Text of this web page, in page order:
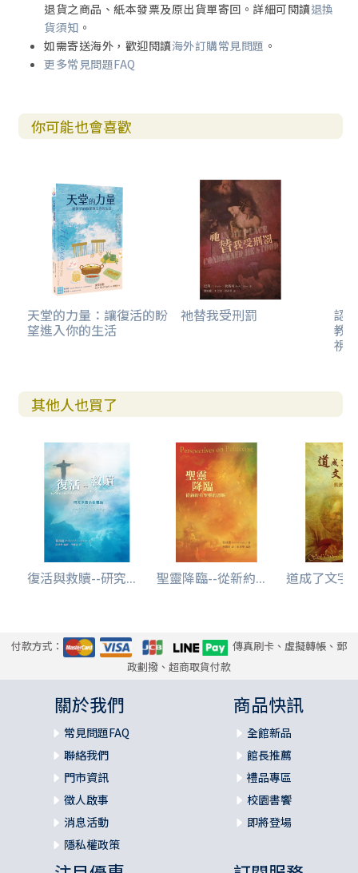
退貨之商品、紙本發票及原出貨單寄回。詳細可閱讀退換
貨須知 。
如需寄送海外，歡迎閱讀海外訂購常見問題 。
更多常見問題FAQ
你可能也會喜歡
天堂的力量：讓復活的盼
望進入你的生活
祂替我受刑罰 認
教
視
其他人也買了
復活與救贖--研究... 聖靈降臨--從新約... 道成了文字
付款方式：
傳真刷卡、虛擬轉帳、郵
政劃撥、超商取貨付款
關於我們
常見問題FAQ
聯絡我們
門市資訊
徵人啟事
消息活動
隱私權政策
商品快訊
全館新品
館長推薦
禮品專區
校園書饗
即將登場